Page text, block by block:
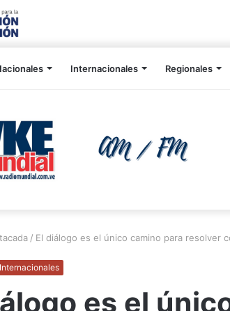
Internacionales Regionales
/ El diálogo es el único camino para resolver
Internacionales
es el